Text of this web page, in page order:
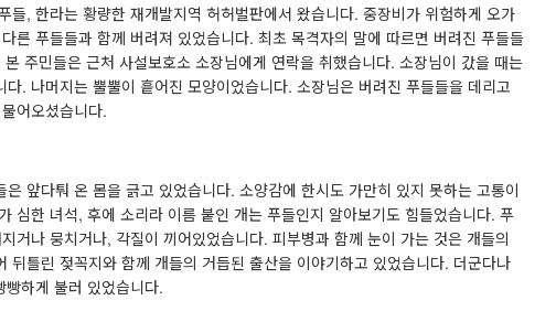
들,한라는 황량한 재개발지역 허허벌판에서 왔습니다.중장비가 위험하게 오가
른 푸들들과 함께 버려져 있었습니다.최초 목격자의 말에 따르면 버려진 푸들들
본 주민들은 근처 사설보호소 소장님에게 연락을 취했습니다.소장님이 갔을 때는
다. 나머지는 뿔뿔이 흩어진 모양이었습니다.소장님은 버려진 푸들들을 데리고
어오셨습니다.
은 앞다퉈 온 몸을 긁고 있었습니다.소양감에 한시도 가만히 있지 못하는 고통이
심한 녀석,후에 소리라 이름 붙인 개는 푸들인지 알아보기도 힘들었습니다.푸
거나 뭉치거나, 각질이 끼어있었습니다.피부병과 함께 눈이 가는 것은 개들의
뒤틀린 젖꼭지와 함께 개들의 거듭된 출산을 이야기하고 있었습니다. 더군다나
하게 불러 있었습니다.